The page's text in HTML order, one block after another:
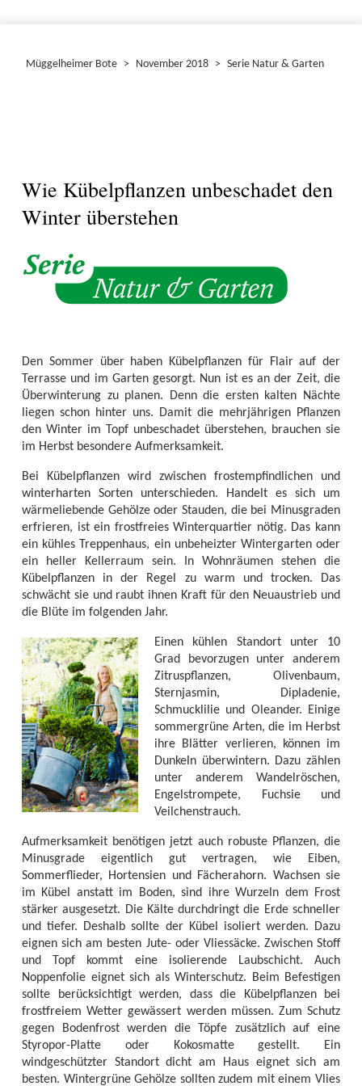
Müggelheimer Bote > November 2018 > Serie Natur & Garten
Wie Kübelpflanzen unbeschadet den
Winter überstehen
Den Sommer über haben Kübelpflanzen für Flair auf der
Terrasse und im Garten gesorgt. Nun ist es an der Zeit, die
Überwinterung zu planen. Denn die ersten kalten Nächte
liegen schon hinter uns. Damit die mehrjährigen Pflanzen
den Winter im Topf unbeschadet überstehen, brauchen sie
im Herbst besondere Aufmerksamkeit.
Bei Kübelpflanzen wird zwischen frostempfindlichen und
winterharten Sorten unterschieden. Handelt es sich um
wärmeliebende Gehölze oder Stauden, die bei Minusgraden
erfrieren, ist ein frostfreies Winterquartier nötig. Das kann
ein kühles Treppenhaus, ein unbeheizter Wintergarten oder
ein heller Kellerraum sein. In Wohnräumen stehen die
Kübelpflanzen in der Regel zu warm und trocken. Das
schwächt sie und raubt ihnen Kraft für den Neuaustrieb und
die Blüte im folgenden Jahr.
Einen kühlen Standort unter 10
Grad bevorzugen unter anderem
Zitruspflanzen, Olivenbaum,
Sternjasmin, Dipladenie,
Schmucklilie und Oleander. Einige
sommergrüne Arten, die im Herbst
ihre Blätter verlieren, können im
Dunkeln überwintern. Dazu zählen
unter anderem Wandelröschen,
Engelstrompete, Fuchsie und
Veilchenstrauch.
Aufmerksamkeit benötigen jetzt auch robuste Pflanzen, die
Minusgrade eigentlich gut vertragen, wie Eiben,
Sommerflieder, Hortensien und Fächerahorn. Wachsen sie
im Kübel anstatt im Boden, sind ihre Wurzeln dem Frost
stärker ausgesetzt. Die Kälte durchdringt die Erde schneller
und tiefer. Deshalb sollte der Kübel isoliert werden. Dazu
eignen sich am besten Jute- oder Vliessäcke. Zwischen Stoff
und Topf kommt eine isolierende Laubschicht. Auch
Noppenfolie eignet sich als Winterschutz. Beim Befestigen
sollte berücksichtigt werden, dass die Kübelpflanzen bei
frostfreiem Wetter gewässert werden müssen. Zum Schutz
gegen Bodenfrost werden die Töpfe zusätzlich auf eine
Styropor-Platte oder Kokosmatte gestellt. Ein
windgeschützter Standort dicht am Haus eignet sich am
besten. Wintergrüne Gehölze sollten zudem mit einem Vlies